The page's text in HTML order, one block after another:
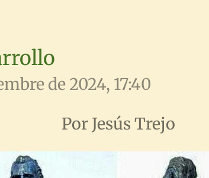
de 2024, 17:40
Por Jesús Trejo